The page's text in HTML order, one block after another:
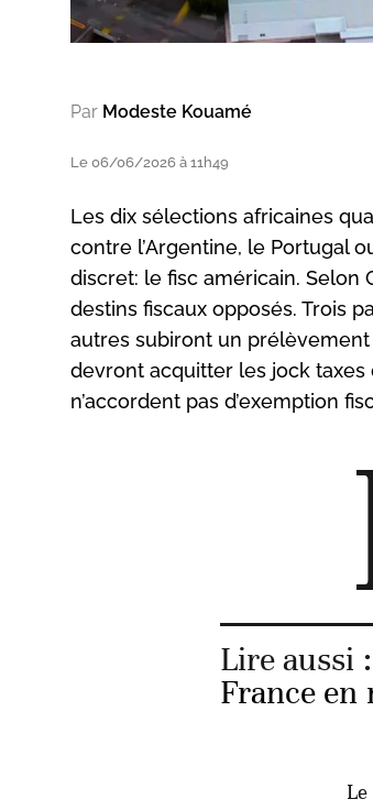
Par Modeste Kouamé
Le 06/06/2026 à 11h49
Les dix sélections africaines
contre l’Argentine, le Portugal
discret: le fisc américain. Selon
destins fiscaux opposés. Trois
autres subiront un
devront acquitter les jock taxes
n’accordent pas d’exemption
Lire aussi :
France en